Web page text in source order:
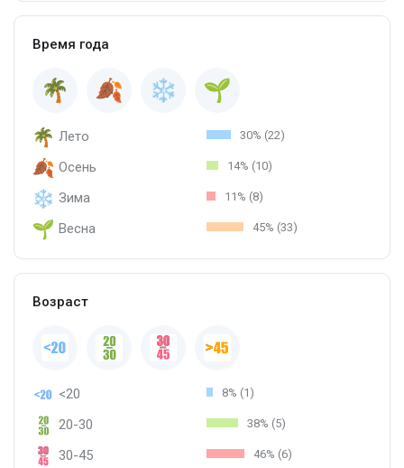
Время года
Лето 30% (22)
Осень 14% (10)
Зима 11% (8)
Весна 45% (33)
Возраст
<20 8% (1)
20-30 38% (5)
30-45 46% (6)